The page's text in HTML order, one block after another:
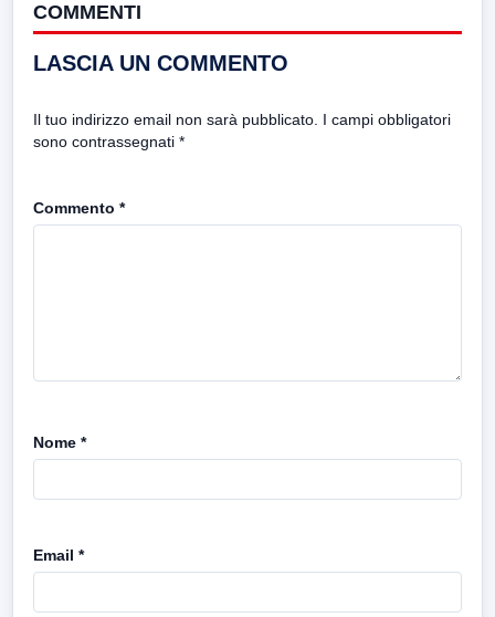
COMMENTI
LASCIA UN COMMENTO
Il tuo indirizzo email non sarà pubblicato. I campi obbligatori
sono contrassegnati *
Commento *
Nome *
Email *